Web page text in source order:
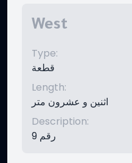
West
Type:
قطعة
Length:
اثنين و عشرون متر
Description:
رقم 9